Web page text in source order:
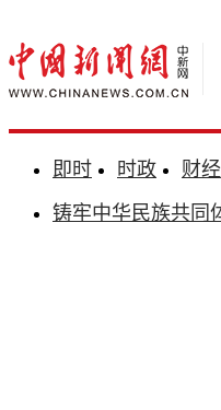
即时 时政 财经
铸牢中华民族共同